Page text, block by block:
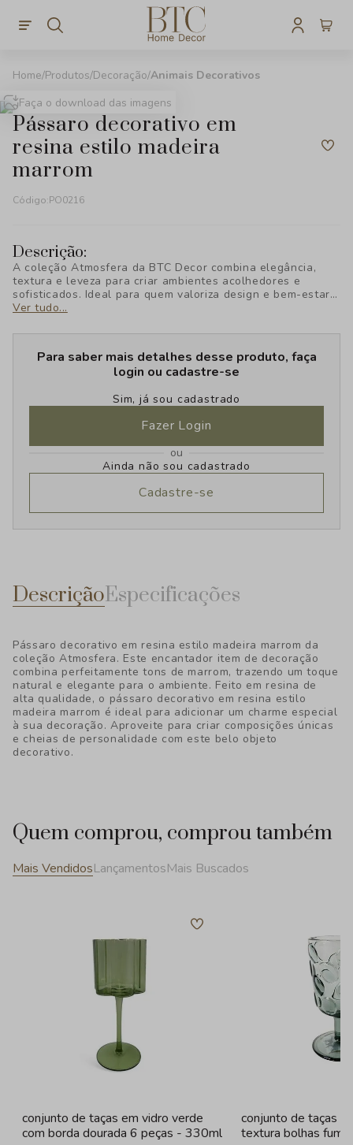
Produtos Decoração Animais Decorativos
Faça o download das imagens
pássaro decorativo em
resina estilo madeira
marrom
Código:PO0216
Descrição:
A coleção Atmosfera da BTC Decor combina elegância,
textura e leveza para criar ambientes acolhedores e
sofisticados. Ideal para quem valoriza design e bem-estar,
cada peça foi pensada para transformar seu espaço com
a decoração.
Ver tudo...
Para saber mais detalhes desse produto, faça
login ou cadastre-se
Sim, já sou cadastrado
Fazer Login
ou
Ainda não sou cadastrado
Cadastre-se
DescriçãoEspecificações
Pássaro decorativo em resina estilo madeira marrom da
coleção Atmosfera. Este encantador item de decoração
combina perfeitamente tons de marrom, trazendo um toque
natural e elegante para o ambiente. Feito em resina de
alta qualidade, o pássaro decorativo em resina estilo
madeira marrom é ideal para adicionar um charme especial
à sua decoração. Aproveite para criar composições únicas
e cheias de personalidade com este belo objeto
decorativo.
Quem comprou, comprou também
Mais VendidosLançamentosMais Buscados
conjunto de taças em vidro verde
com borda dourada 6 peças - 330ml
conjunto de taças
textura bolhas